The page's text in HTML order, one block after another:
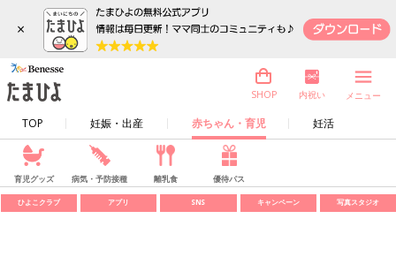
×
TOP 妊娠・出産 赤ちゃん・育児 妊活
SHOP 内祝い メニュー
育児グッズ 病気・予防接種 離乳食 優待パス
ひよこクラブ アプリ SNS キャンペーン 写真スタジオ